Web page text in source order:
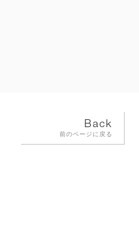
Back
前のページに戻る